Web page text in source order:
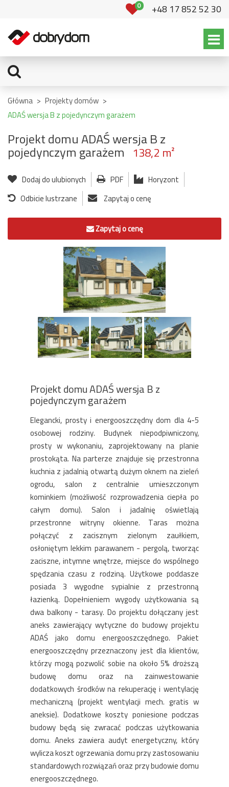
0 +48 17 852 52 30
Główna > Projekty domów >
ADAŚ wersja B z pojedynczym garażem
Projekt domu ADAŚ wersja B z
pojedynczym garażem 138,2 m²
Dodaj do ulubionych PDF
Horyzont
Odbicie lustrzane
Zapytaj o cenę
Zapytaj o cenę
Projekt domu ADAŚ wersja B z
pojedynczym garażem
Elegancki, prosty i energooszczędny dom dla 4-5
osobowej rodziny. Budynek niepodpiwniczony,
prosty w wykonaniu, zaprojektowany na planie
prostokąta. Na parterze znajduje się przestronna
kuchnia z jadalnią otwartą dużym oknem na zieleń
ogrodu, salon z centralnie umieszczonym
kominkiem (możliwość rozprowadzenia ciepła po
całym domu). Salon i jadalnię oświetlają
przestronne witryny okienne. Taras można
połączyć z zacisznym zielonym zaułkiem,
osłoniętym lekkim parawanem - pergolą, tworząc
zaciszne, intymne wnętrze, miejsce do wspólnego
spędzania czasu z rodziną. Użytkowe poddasze
posiada 3 wygodne sypialnie z przestronną
łazienką. Dopełnieniem wygody użytkowania są
dwa balkony - tarasy. Do projektu dołączany jest
aneks zawierający wytyczne do budowy projektu
ADAŚ jako domu energooszczędnego. Pakiet
energooszczędny przeznaczony jest dla klientów,
którzy mogą pozwolić sobie na około 5% droższą
budowę domu oraz na zainwestowanie
dodatkowych środków na rekuperację i wentylację
mechaniczną (projekt wentylacji mech. gratis w
aneksie). Dodatkowe koszty poniesione podczas
budowy będą się zwracać podczas użytkowania
domu. Aneks zawiera audyt energetyczny, który
wylicza koszt ogrzewania domu przy zastosowaniu
standardowych rozwiązań oraz przy budowie domu
energooszczędnego.